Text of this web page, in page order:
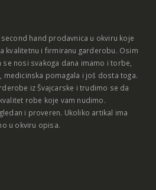
hand prodavnica u okviru koje
kvalitetnu i firmiranu garderobu. Osim
nosi svakoga dana imamo i torbe,
pomagala i još dosta toga.
iz Švajcarske i trudimo se da
robe koje vam nudimo.
i proveren. Ukoliko artikal ima
u okviru opisa.